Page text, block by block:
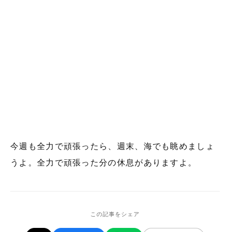
今週も全力で頑張ったら、週末、海でも眺めましょ
うよ。全力で頑張った分の休息がありますよ。
この記事をシェア